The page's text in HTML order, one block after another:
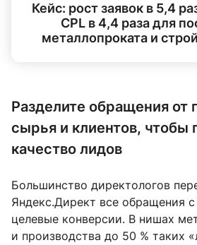
Кейс: рост заявок в 5,4
CPL в 4,4 раза для
металлопроката и
Разделите обращения от
сырья и клиентов, чтобы
качество лидов
Большинство директологов
Яндекс.Директ все обращения
целевые конверсии. В нишах
и производства до 50 % таких